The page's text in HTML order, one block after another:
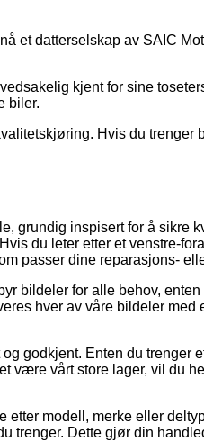
et datterselskap av SAIC
kjent for sine
biler.
Hvis du trenger
grundig inspisert for å sikre
du leter etter et venstre-
passer dine reparasjons-
bildeler for alle behov,
hver av våre bildeler med
godkjent. Enten du trenger
være vårt store lager, vil du
modell, merke eller
trenger. Dette gjør din